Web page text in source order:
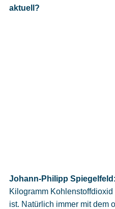
aktuell?
Johann-Philipp Spiegelfeld:
Kilogramm
ist. Natürlich immer mit dem